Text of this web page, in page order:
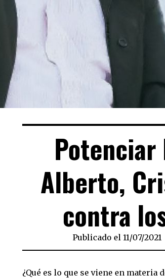
Potenciar
Alberto,
contra
Publicado el 11/07/2021
¿Qué es lo que se viene en materia